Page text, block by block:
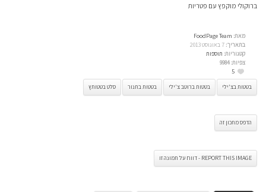
ברוקולי מוקפץ עם פטריות
מאת: FoodPage Team
בתאריך:
קטגוריות: תוספות
צפיות: 9984
5
בטטות בצ'ילי
בטטות ברוטב צ'ילי בטטות בתנור סלט בטטותץ
הדפס מתכון זה
REPORT THIS IMAGE - דווח על תמונה זו